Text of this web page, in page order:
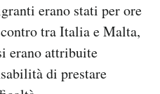
erano stati per ore
tra Italia e Malta,
erano attribuite
di prestare